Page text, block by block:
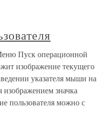
Пуск операционной
изображение текущего
указателя мыши на
значка
пользователя можно с